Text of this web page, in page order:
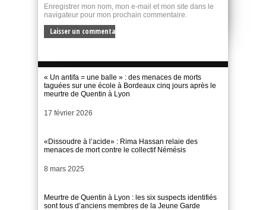
Enregistrer mon nom, mon e-mail et mon site dans le
navigateur pour mon prochain commentaire.
« Un antifa = une balle » : des menaces de morts
taguées sur une école à Bordeaux cinq jours après le
meurtre de Quentin à Lyon
Date
17 février 2026
«Dissoudre à l’acide» : Rima Hassan relaie des
menaces de mort contre le collectif Némésis
Date
8 mars 2025
Meurtre de Quentin à Lyon : les six suspects identifiés
sont tous d’anciens membres de la Jeune Garde